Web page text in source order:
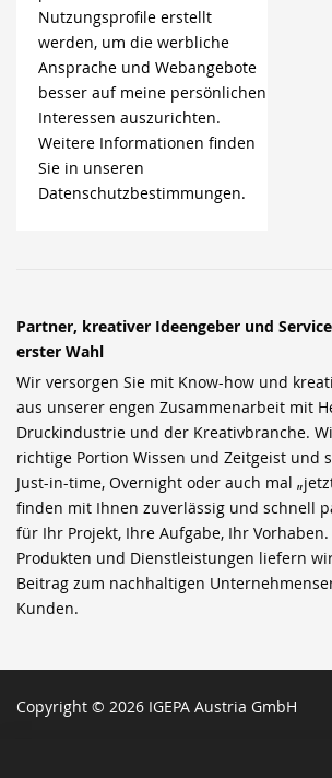
Nutzungsprofile erstellt
werden, um die werbliche
Ansprache und Webangebote
besser auf meine persönlichen
Interessen auszurichten.
Weitere Informationen finden
Sie in unseren
Datenschutzbestimmungen.
Partner, kreativer Ideengeber und
erster Wahl
Wir versorgen Sie mit Know-how und
aus unserer engen Zusammenarbeit mit
Druckindustrie und der Kreativbranche.
richtige Portion Wissen und Zeitgeist und
Just-in-time, Overnight oder auch mal
finden mit Ihnen zuverlässig und schnell
für Ihr Projekt, Ihre Aufgabe, Ihr
Produkten und Dienstleistungen liefern
Beitrag zum nachhaltigen
Kunden.
Copyright © 2026 IGEPA Austria GmbH